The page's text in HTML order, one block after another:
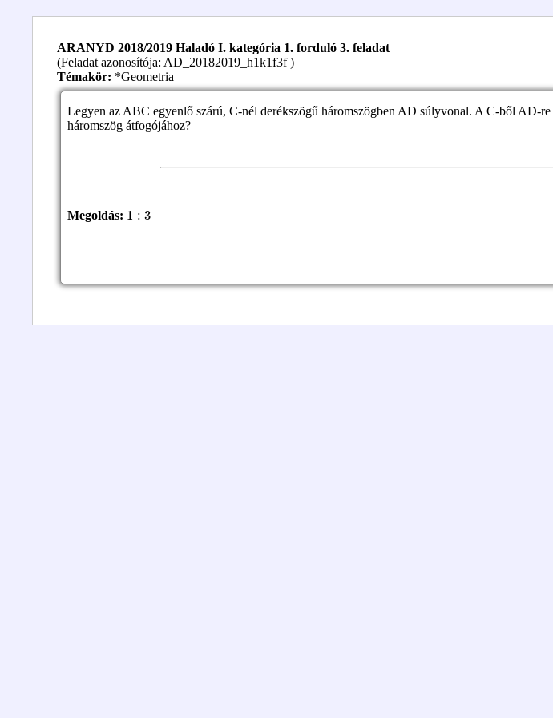
ARANYD 2018/2019 Haladó I. kategória 1. forduló 3. feladat
(Feladat azonosítója: AD_20182019_h1k1f3f )
Témakör: *Geometria
Legyen az ABC egyenlő szárú, C-nél derékszögű háromszögben AD súlyvonal. A C-ből AD-
háromszög átfogójához?
Megoldás: 1